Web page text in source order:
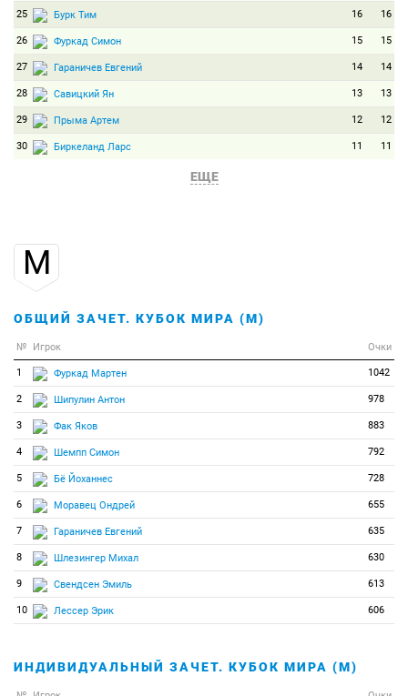
25 Бурк Тим 16 16
26 Фуркад Симон 15 15
27 Гараничев Евгений 14 14
28 Савицкий Ян 13 13
29 Прыма Артем 12 12
30 Биркеланд Ларс 11 11
34
35 Семенов Сергей
38 Беатрикс Жан Гийом 3 3
39 Эберхард Юлиан 2 2
40 Дестье Симон 1 1
41 Арвидсон Тобиас 0 0
42 Бьорндален Уле Эйнар 0 0
43 Виндиш Доминик 0 0
44 Грин Брендан 0 0
45 Дольдер Марио 0 0
46 Жирный Александр 0 0
47 Койв Каури 0 0
48 Крчмар Михал 0 0
50 Лядов Юрий 0
ЕЩЕ
М
ОБЩИЙ ЗАЧЕТ. КУБОК МИРА (М)
№ Игрок Очки
1 Фуркад Мартен 1042
2 Шипулин Антон 978
3 Фак Яков 883
4 Шемпп Симон 792
5 Бё Йоханнес 728
6 Моравец Ондрей 655
7 Гараничев Евгений 635
8 Шлезингер Михал 630
9 Свендсен Эмиль 613
10 Лессер Эрик 606
ИНДИВИДУАЛЬНЫЙ ЗАЧЕТ. КУБОК МИРА (М)